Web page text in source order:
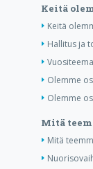
Keitä
Keitä
Hallitus ja
Vuositeema
Olemme
Olemme
Mitä
Mitä